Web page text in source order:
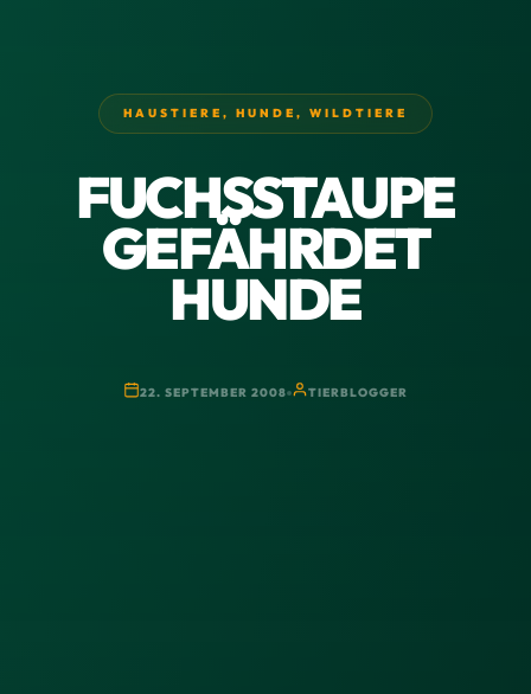
HAUSTIERE , HUNDE , WILDTIERE
FUCHSSTAUPE
GEFÄHRDET
HUNDE
22. SEPTEMBER 2008 TIERBLOGGER